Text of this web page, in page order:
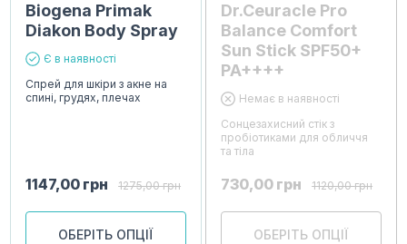
Biogena Primak
Diakon Body Spray
Є в наявності
Спрей для шкіри з акне на
спині, грудях, плечах
1147,00 грн 1275,00грн
ОБЕРІТЬ ОПЦІЇ
Dr.Ceuracle Pro
Balance Comfort
Sun Stick SPF50+
PA++++
Немає в наявності
Сонцезахисний стік з
пробіотиками для обличчя
та тіла
730,00 грн 1120,00грн
ОБЕРІТЬ ОПЦІЇ